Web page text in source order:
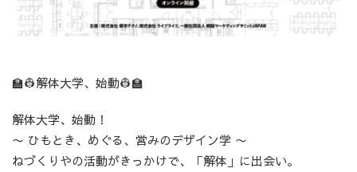
🏫👷解体大学、始動👷🏫
解体大学、始動！
〜 ひもとき、めぐる、営みのデザイン学 〜
ねづくりやの活動がきっかけで、「解体」に出会い。